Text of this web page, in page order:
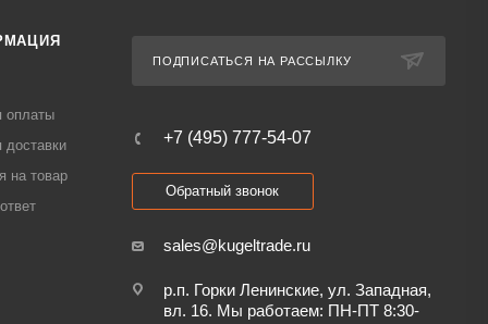
оплаты
доставки
на товар
ПОДПИСАТЬСЯ НА РАССЫЛКУ
+7 (495) 777-54-07
Обратный звонок
sales@kugeltrade.ru
р.п. Горки Ленинские, ул. Западная,
вл. 16. Мы работаем: ПН-ПТ 8:30-